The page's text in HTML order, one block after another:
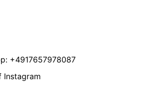
+4917657978087
Instagram